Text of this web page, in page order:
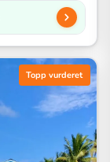
Topp vurderet